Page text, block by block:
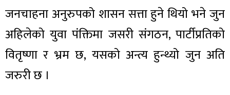
जनचाहना अनुरुपको शासन सत्ता हुने थियो भने जुन
अहिलेको युवा पंक्तिमा जसरी संगठन, पार्टीप्रतिको
वितृष्णा र भ्रम छ, यसको अन्त्य हुन्थ्यो जुन अति
जरुरी छ ।